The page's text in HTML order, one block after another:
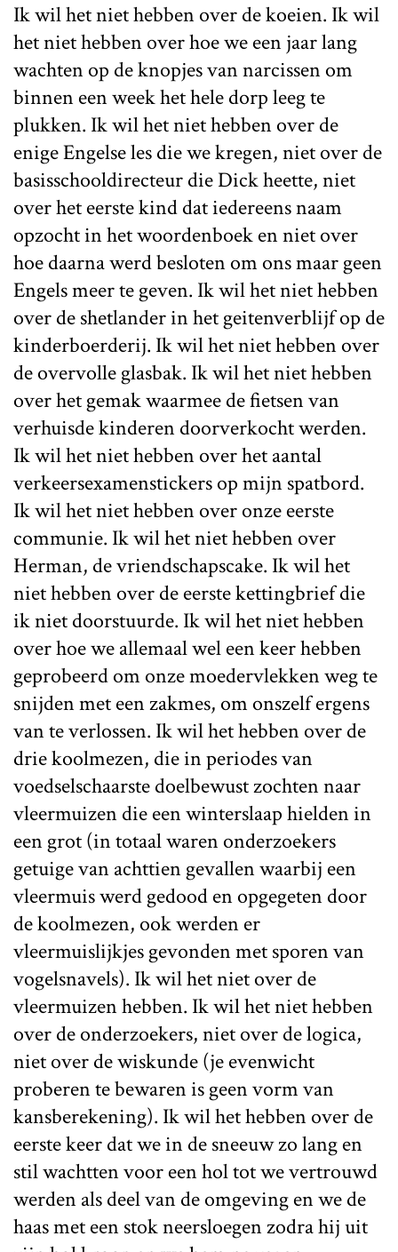
Ik wil het niet hebben over de koeien. Ik wil
het niet hebben over hoe we een jaar lang
wachten op de knopjes van narcissen om
binnen een week het hele dorp leeg te
plukken. Ik wil het niet hebben over de
enige Engelse les die we kregen, niet over de
basisschooldirecteur die Dick heette, niet
over het eerste kind dat iedereens naam
opzocht in het woordenboek en niet over
hoe daarna werd besloten om ons maar geen
Engels meer te geven. Ik wil het niet hebben
over de shetlander in het geitenverblijf op de
kinderboerderij. Ik wil het niet hebben over
de overvolle glasbak. Ik wil het niet hebben
over het gemak waarmee de fietsen van
verhuisde kinderen doorverkocht werden.
Ik wil het niet hebben over het aantal
verkeersexamenstickers op mijn spatbord.
Ik wil het niet hebben over onze eerste
communie. Ik wil het niet hebben over
Herman, de vriendschapscake. Ik wil het
niet hebben over de eerste kettingbrief die
ik niet doorstuurde. Ik wil het niet hebben
over hoe we allemaal wel een keer hebben
geprobeerd om onze moedervlekken weg te
snijden met een zakmes, om onszelf ergens
van te verlossen. Ik wil het hebben over de
drie koolmezen, die in periodes van
voedselschaarste doelbewust zochten naar
vleermuizen die een winterslaap hielden in
een grot (in totaal waren onderzoekers
getuige van achttien gevallen waarbij een
vleermuis werd gedood en opgegeten door
de koolmezen, ook werden er
vleermuislijkjes gevonden met sporen van
vogelsnavels). Ik wil het niet over de
vleermuizen hebben. Ik wil het niet hebben
over de onderzoekers, niet over de logica,
niet over de wiskunde (je evenwicht
proberen te bewaren is geen vorm van
kansberekening). Ik wil het hebben over de
eerste keer dat we in de sneeuw zo lang en
stil wachtten voor een hol tot we vertrouwd
werden als deel van de omgeving en we de
haas met een stok neersloegen zodra hij uit